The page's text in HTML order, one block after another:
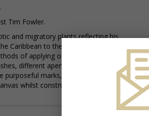
Tim Fowler.
and migratory plants reflecting his
Caribbean to the UK. He subverts
of applying oil, acrylic, spray,
different aperture caps and
marks, strokes, drips,
whilst constructing his exciting